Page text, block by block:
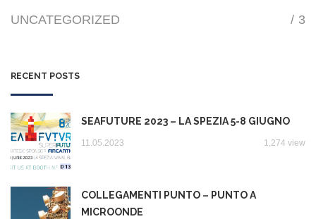
UNCATEGORIZED
/ 3
RECENT POSTS
SEAFUTURE 2023 – LA SPEZIA 5-8 GIUGNO
11.05.2023 1,274 view
COLLEGAMENTI PUNTO – PUNTO A
MICROONDE